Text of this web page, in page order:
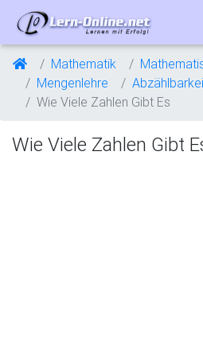
Mathematik
Mengenlehre
Wie Viele Zahlen Gibt Es
Wie Viele Zahlen Gibt